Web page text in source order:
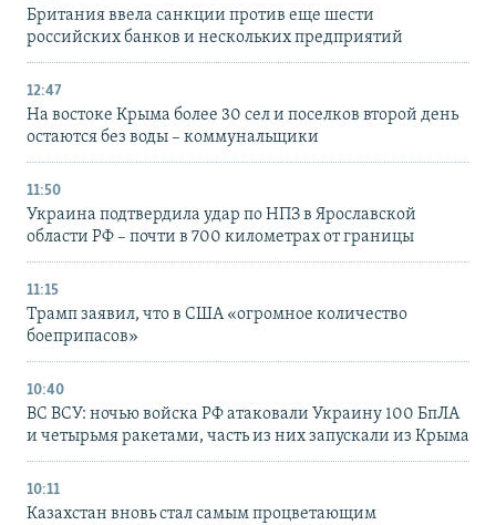
Британия ввела санкции против еще шести
российских банков и нескольких предприятий
12:47
На востоке Крыма более 30 сел и поселков второй день
остаются без воды – коммунальщики
11:50
Украина подтвердила удар по НПЗ в Ярославской
области РФ – почти в 700 километрах от границы
11:15
Трамп заявил, что в США «огромное количество
боеприпасов»
10:40
ВС ВСУ: ночью войска РФ атаковали Украину 100 БпЛА
и четырьмя ракетами, часть из них запускали из Крыма
10:11
Казахстан вновь стал самым процветающим